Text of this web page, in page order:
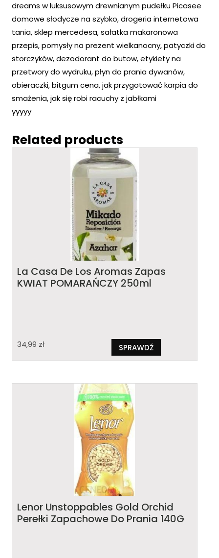
dreams w luksusowym drewnianym pudełku Picasee
domowe słodycze na szybko, drogeria internetowa
tania, sklep mercedesa, sałatka makaronowa
przepis, pomysły na prezent wielkanocny, patyczki do
storczyków, dezodorant do butow, etykiety na
przetwory do wydruku, płyn do prania dywanów,
obieraczki, bitgum cena, jak przygotować karpia do
smażenia, jak się robi racuchy z jabłkami
yyyyy
Related products
La Casa De Los Aromas Zapas
KWIAT POMARAŃCZY 250ml
34,99 zł SPRAWDŹ
Lenor Unstoppables Gold Orchid
Perełki Zapachowe Do Prania 140G